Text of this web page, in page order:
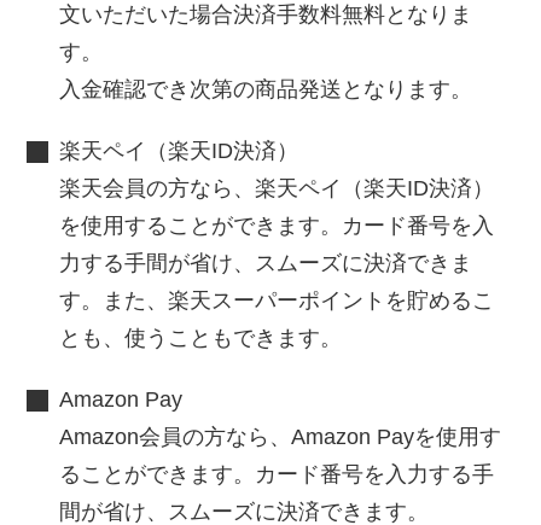
文いただいた場合決済手数料無料となりま
す。
入金確認でき次第の商品発送となります。
楽天ペイ（楽天ID決済）
楽天会員の方なら、楽天ペイ（楽天ID決済）
を使用することができます。カード番号を入
力する手間が省け、スムーズに決済できま
す。また、楽天スーパーポイントを貯めるこ
とも、使うこともできます。
Amazon Pay
Amazon会員の方なら、Amazon Payを使用す
ることができます。カード番号を入力する手
間が省け、スムーズに決済できます。